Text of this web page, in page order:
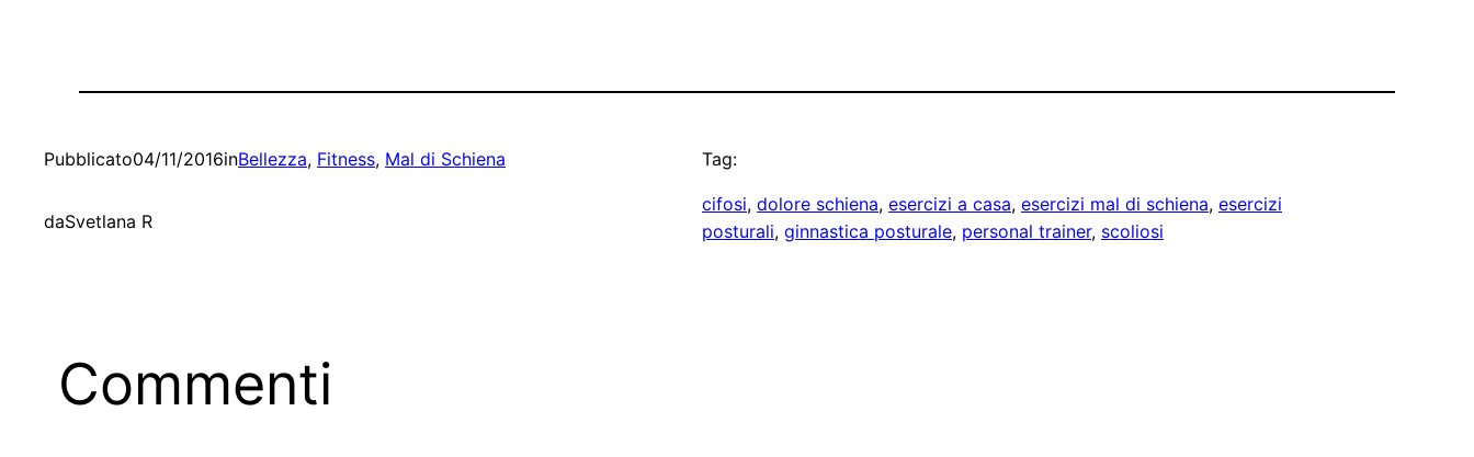
Pubblicato04/11/2016inBellezza, Fitness, Mal di Schiena
daSvetlana R
Tag:
cifosi, dolore schiena, esercizi a casa, esercizi mal di schiena, esercizi
posturali, ginnastica posturale, personal trainer, scoliosi
Commenti